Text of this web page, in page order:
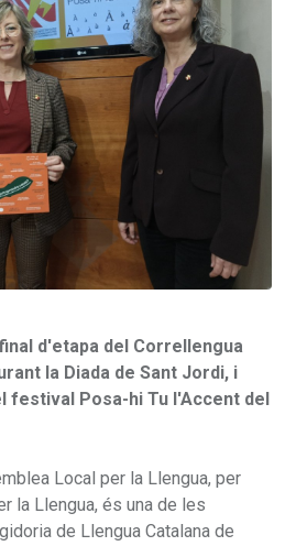
d'etapa del Correllengua
la Diada de Sant Jordi, i
festival Posa-hi Tu l'Accent del
Local per la Llengua, per
la Llengua, és una de les
de Llengua Catalana de